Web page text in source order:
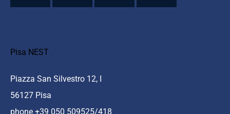
Pisa NEST
Piazza San Silvestro 12, I
56127 Pisa
phone +39 050 509525/418